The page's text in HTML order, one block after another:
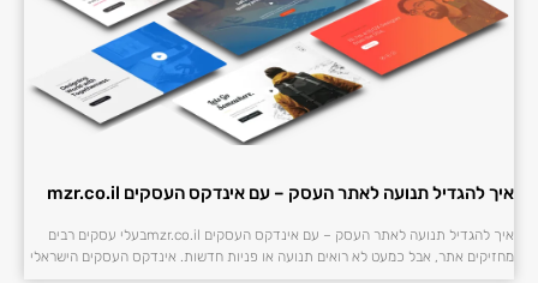
איך להגדיל תנועה לאתר העסק – עם אינדקס העסקים mzr.co.il
איך להגדיל תנועה לאתר העסק – עם אינדקס העסקים mzr.co.ilבעלי עסקים רבים
מחזיקים אתר, אבל כמעט לא רואים תנועה או פניות חדשות. אינדקס העסקים הישראלי